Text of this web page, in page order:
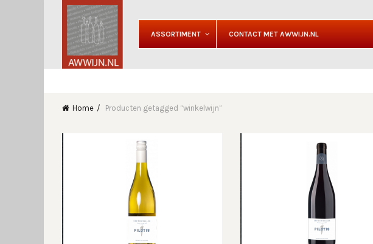
ASSORTIMENT CONTACT MET AWWIJN.NL
Home Producten getagged “winkelwijn”